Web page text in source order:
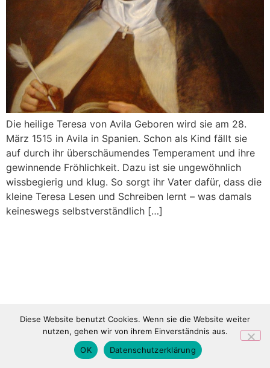
Die heilige Teresa von Avila Geboren wird sie am 28.
März 1515 in Avila in Spanien. Schon als Kind fällt sie
auf durch ihr überschäumendes Temperament und ihre
gewinnende Fröhlichkeit. Dazu ist sie ungewöhnlich
wissbegierig und klug. So sorgt ihr Vater dafür, dass die
kleine Teresa Lesen und Schreiben lernt – was damals
keineswegs selbstverständlich […]
Diese Website benutzt Cookies. Wenn sie die Website weiter
nutzen, gehen wir von ihrem Einverständnis aus.
OK
Datenschutzerklärung